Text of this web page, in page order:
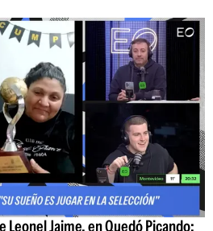
Jaime, en Quedó Picando: